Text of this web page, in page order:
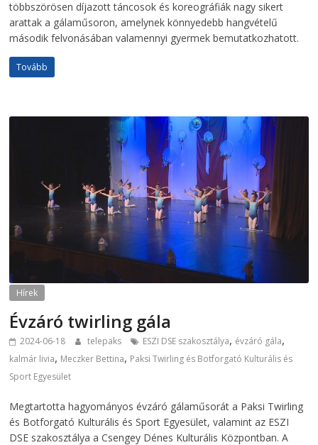
többszörösen díjazott táncosok és koreográfiák nagy sikert
arattak a gálaműsoron, amelynek könnyedebb hangvételű
második felvonásában valamennyi gyermek bemutatkozhatott.
Tovább
Hírek
Évzáró twirling gála
2024-06-18 telepaks ESZI DSE szakosztálya, évzáró gála,
kalmár livia, Meczker Bettina, Paksi Twirling és Botforgató Kulturális és
Sport Egyesület
Megtartotta hagyományos évzáró gálaműsorát a Paksi Twirling
és Botforgató Kulturális és Sport Egyesület, valamint az ESZI
DSE szakosztálya a Csengey Dénes Kulturális Központban. A